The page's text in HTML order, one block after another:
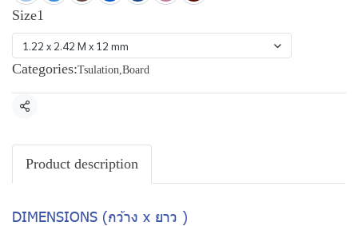
Size1
1.22 x 2.42 M x 12 mm
Categories:Tsulation,Board
Share
Product description
DIMENSIONS (กว้าง x ยาว )